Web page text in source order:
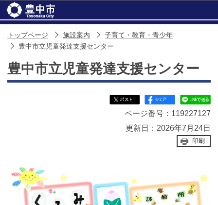
トップページ 施設案内
子育て・教育・青少年
豊中市立児童発達支援センター
豊中市立児童発達支援センター
ページ番号：119227127
更新日：2026年7月24日
印刷